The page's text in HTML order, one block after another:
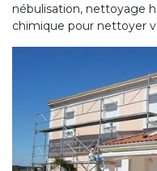
nébulisation, nettoyage
chimique pour nettoyer